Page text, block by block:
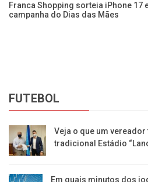
Franca Shopping sorteia iPhone 17
campanha do Dias das Mães
FUTEBOL
Veja o que um
tradicional Estádio
Em quais minutos dos